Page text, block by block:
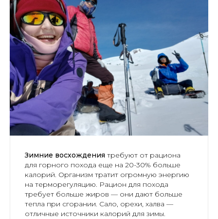
Зимние восхождения требуют от рациона
для горного похода еще на 20-30% больше
калорий. Организм тратит огромную энергию
на терморегуляцию. Рацион для похода
требует больше жиров — они дают больше
тепла при сгорании. Сало, орехи, халва —
отличные источники калорий для зимы.